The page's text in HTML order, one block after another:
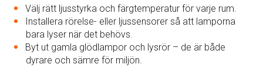
Välj rätt ljusstyrka och färgtemperatur för varje rum.
Installera rörelse- eller ljussensorer så att lamporna
bara lyser när det behövs.
Byt ut gamla glödlampor och lysrör – de är både
dyrare och sämre för miljön.